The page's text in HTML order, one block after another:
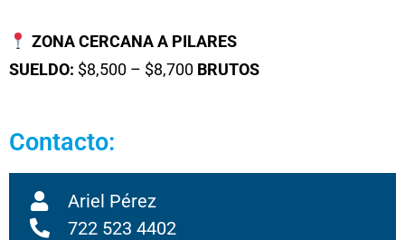
ZONA CERCANA A PILARES
SUELDO: $8,500 – $8,700 BRUTOS
Contacto:
Ariel Pérez
722 523 4402